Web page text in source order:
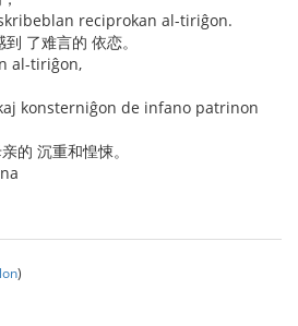
reciprokan al-tiriĝon.
了难言的 依恋。
al-tiriĝon,
konsterniĝon de infano patrinon
的 沉重和惶悚。
)